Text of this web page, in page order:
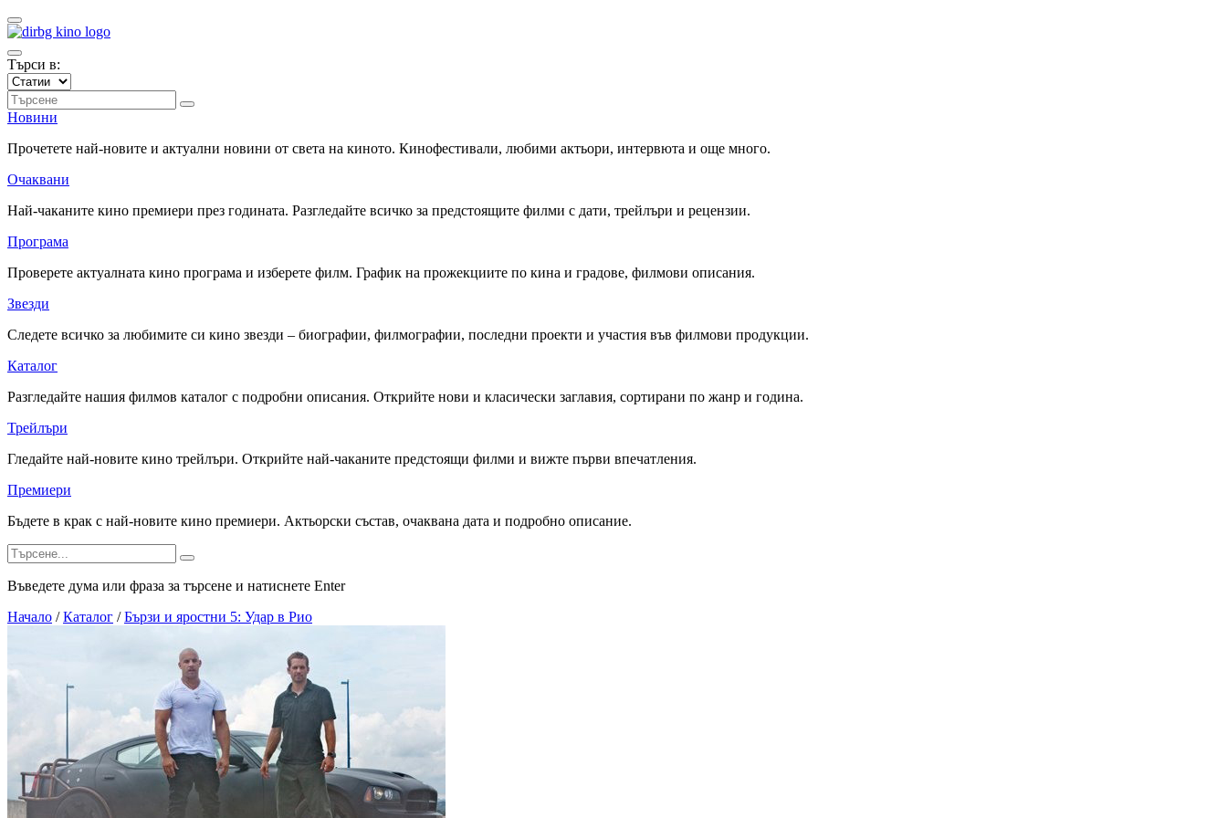
Търси в:
Новини
Прочетете най-новите и актуални новини от света на киното. Кинофестивали, любими актьори, интервюта и още много.
Очаквани
Най-чаканите кино премиери през годината. Разгледайте всичко за предстоящите филми с дати, трейлъри и рецензии.
Програма
Проверете актуалната кино програма и изберете филм. График на прожекциите по кина и градове, филмови описания.
Звезди
Следете всичко за любимите си кино звезди – биографии, филмографии, последни проекти и участия във филмови продукции.
Каталог
Разгледайте нашия филмов каталог с подробни описания. Открийте нови и класически заглавия, сортирани по жанр и година.
Трейлъри
Гледайте най-новите кино трейлъри. Открийте най-чаканите предстоящи филми и вижте първи впечатления.
Премиери
Бъдете в крак с най-новите кино премиери. Актьорски състав, очаквана дата и подробно описание.
Въведете дума или фраза за търсене и натиснете Enter
Начало / Каталог / Бързи и яростни 5: Удар в Рио